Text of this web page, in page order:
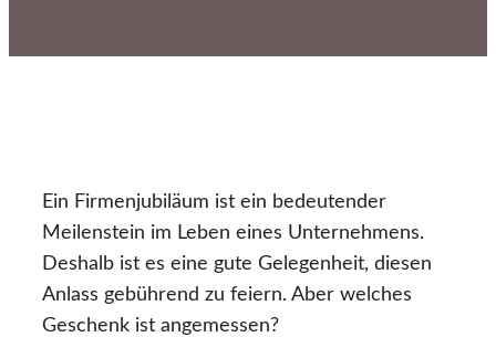
Ein Firmenjubiläum ist ein bedeutender
Meilenstein im Leben eines Unternehmens.
Deshalb ist es eine gute Gelegenheit, diesen
Anlass gebührend zu feiern. Aber welches
Geschenk ist angemessen?